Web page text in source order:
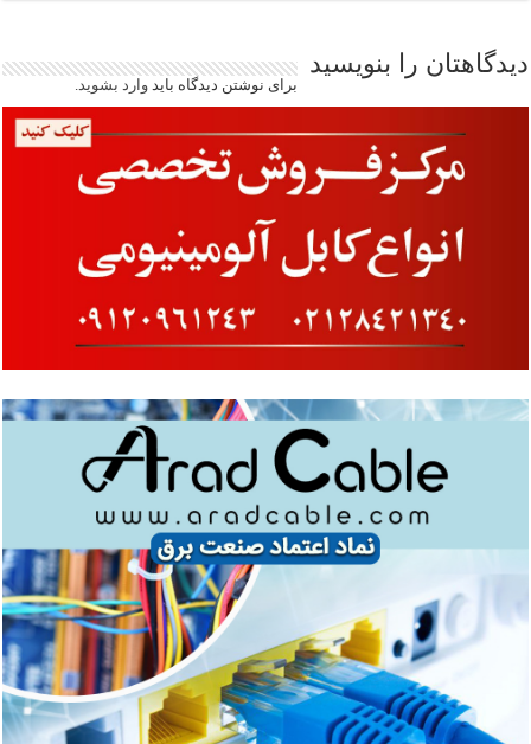
دیدگاهتان را بنویسید
برای نوشتن دیدگاه بایدوارد بشوید.